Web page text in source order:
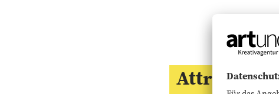
Attribution